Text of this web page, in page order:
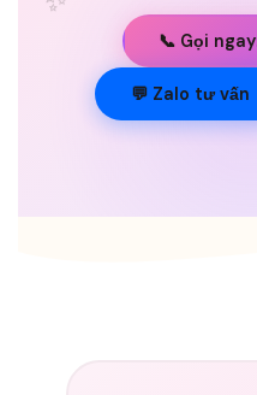
📞 Gọi
💬 Zalo tư vấn